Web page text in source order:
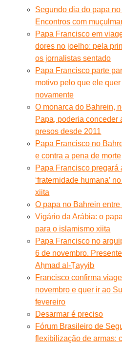
Segundo dia do papa
Encontros com
Papa Francisco em
dores no joelho: pela
os jornalistas sentado
Papa Francisco parte
motivo pelo que ele
novamente
O monarca do Bahrein,
Papa, poderia conceder
presos desde 2011
Papa Francisco no
e contra a pena de morte
Papa Francisco pregará
‘fraternidade humana’
xiita
O papa no Bahrein
Vigário da Arábia: o
para o islamismo xiita
Papa Francisco no
6 de novembro.
Aḥmad al-Ṭayyib
Francisco confirma
novembro e quer ir ao
fevereiro
Desarmar é preciso
Fórum Brasileiro de
flexibilização de armas: